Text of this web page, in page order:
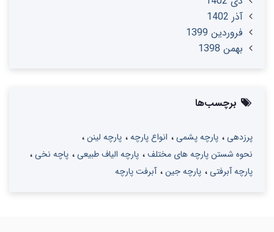
آذر 1402
فروردین 1399
بهمن 1398
برچسب‌ها
پرزدهی پارچه پشمی انواع پارچه
پارچه لینن
نحوه شستن پارچه های مختلف
پارچه الیاف طبیعی
پاچه نخی
پارچه آبرفتی
پارچه جین آبرفت پارچه